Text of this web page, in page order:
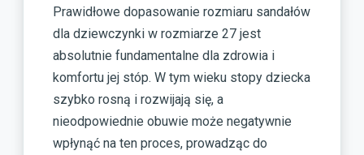
Prawidłowe dopasowanie rozmiaru sandałów
dla dziewczynki w rozmiarze 27 jest
absolutnie fundamentalne dla zdrowia i
komfortu jej stóp. W tym wieku stopy dziecka
szybko rosną i rozwijają się, a
nieodpowiednie obuwie może negatywnie
wpłynąć na ten proces, prowadząc do